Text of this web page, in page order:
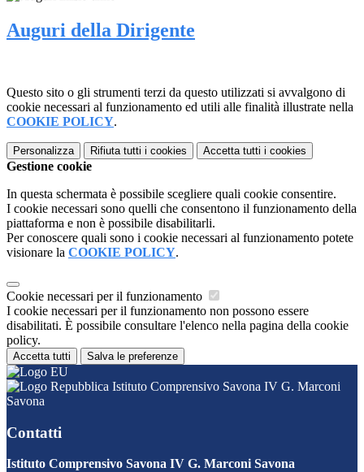
Auguri della Dirigente
Questo sito o gli strumenti terzi da questo utilizzati si avvalgono di
cookie necessari al funzionamento ed utili alle finalità illustrate nella
COOKIE POLICY.
Personalizza Rifiuta tutti i cookies Accetta tutti i cookies
Gestione cookie
In questa schermata è possibile scegliere quali cookie consentire.
I cookie necessari sono quelli che consentono il funzionamento della
piattaforma e non è possibile disabilitarli.
Per conoscere quali sono i cookie necessari al funzionamento potete
visionare la COOKIE POLICY.
Cookie necessari per il funzionamento
I cookie necessari per il funzionamento non possono essere
disabilitati. È possibile consultare l'elenco nella pagina della cookie
policy.
Accetta tutti Salva le preferenze
Istituto Comprensivo Savona IV G. Marconi
Savona
Contatti
Istituto Comprensivo Savona IV G. Marconi Savona